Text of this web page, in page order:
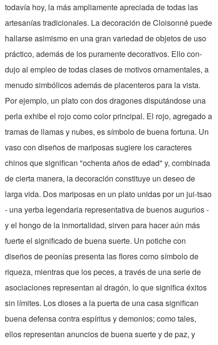
todavía hoy, la más amplia­mente apreciada de todas las
artesanías tradicionales. La decoración de Cloisonné puede
hallarse asimismo en una gran variedad de objetos de uso
práctico, además de los pura­mente decorativos. Ello con­
dujo al empleo de todas clases de motivos ornamentales, a
menudo simbólicos además de placenteros para la vista.
Por ejemplo, un plato con dos dragones disputándose una
perla exhibe el rojo como color prin­cipal. El rojo, agregado a
tramas de llamas y nubes, es símbolo de buena fortuna. Un
vaso con diseños de ma­riposas sugiere los caracteres
chinos que significan "ochenta años de edad" y, combinada
de cierta manera, la decoración constituye un deseo de
larga vida. Dos mariposas en un plato unidas por un jui-tsao
- una yerba legendaria representativa de buenos augurios -
y el hongo de la inmortalidad, sirven para hacer aún más
fuerte el signifi­cado de buena suerte. Un potiche con
diseños de peonías presenta las flores como símbolo de
riqueza, mientras que los peces, a través de una serie de
asociaciones re­presentan al dragón, lo que sig­nifica éxitos
sin límites. Los dioses a la puerta de una casa significan
buena defensa contra espíritus y demonios; como tales,
ellos representan anuncios de buena suerte y de paz, y